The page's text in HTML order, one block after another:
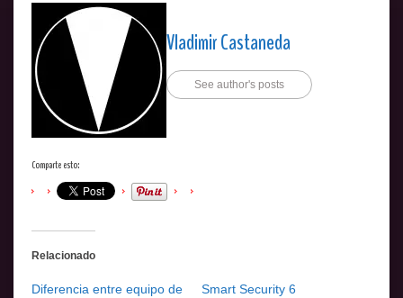
Vladimir Castaneda
See author's posts
Comparte esto:
Relacionado
Diferencia entre equipo de
Smart Security 6